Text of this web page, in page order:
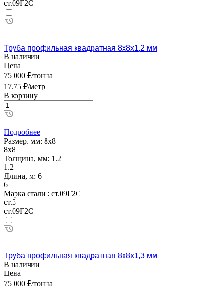
ст.09Г2С
Труба профильная квадратная 8х8х1,2 мм
В наличии
Цена
75 000 ₽/тонна
17.75 ₽/метр
В корзину
Подробнее
Размер, мм: 8х8
8х8
Толщина, мм: 1.2
1.2
Длина, м: 6
6
Марка стали : ст.09Г2С
ст.3
ст.09Г2С
Труба профильная квадратная 8х8х1,3 мм
В наличии
Цена
75 000 ₽/тонна